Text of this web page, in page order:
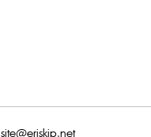
site@eriskip.net